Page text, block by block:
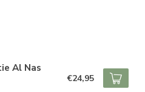
Al Nas
€24,95